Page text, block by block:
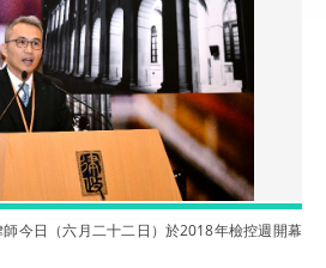
今日（六月二十二日）於2018年檢控週開幕